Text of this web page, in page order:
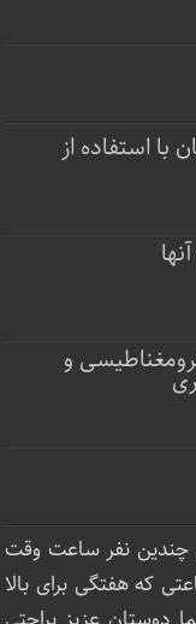
با استفاده از
و
چندین نفر ساعت‌ وقت
که هفتگی برای بالا